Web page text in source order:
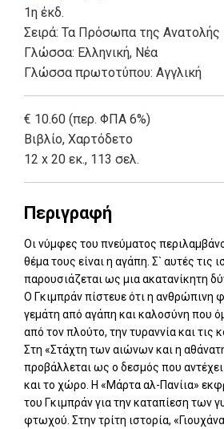
1η έκδ.
Σειρά: Τα Πρόσωπα της Ανατολής
Γλώσσα: Ελληνική, Νέα
Γλώσσα πρωτοτύπου: Αγγλική
€ 10.60 (περ. ΦΠΑ 6%)
Βιβλίο, Χαρτόδετο
12 x 20 εκ., 113 σελ.
Περιγραφή
Οι νύμφες του πνεύματος
θέμα τους είναι η αγάπη. Σ` αυτές τις
παρουσιάζεται ως μια ακατανίκητη
Ο Γκιμπράν πίστευε ότι η ανθρώπινη
γεμάτη από αγάπη και καλοσύνη που
από τον πλούτο, την τυραννία και τις
Στη «Στάχτη των αιώνων και η
προβάλλεται ως ο δεσμός που
και το χώρο. Η «Μάρτα αλ-Πανίια»
του Γκιμπράν για την καταπίεση των
φτωχού. Στην τρίτη ιστορία,